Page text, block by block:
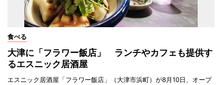
食べる
大津に「フラワー飯店」 ランチやカフェも提供す
るエスニック居酒屋
エスニック居酒屋「フラワー飯店」（大津市浜町）が8月10日、オープ